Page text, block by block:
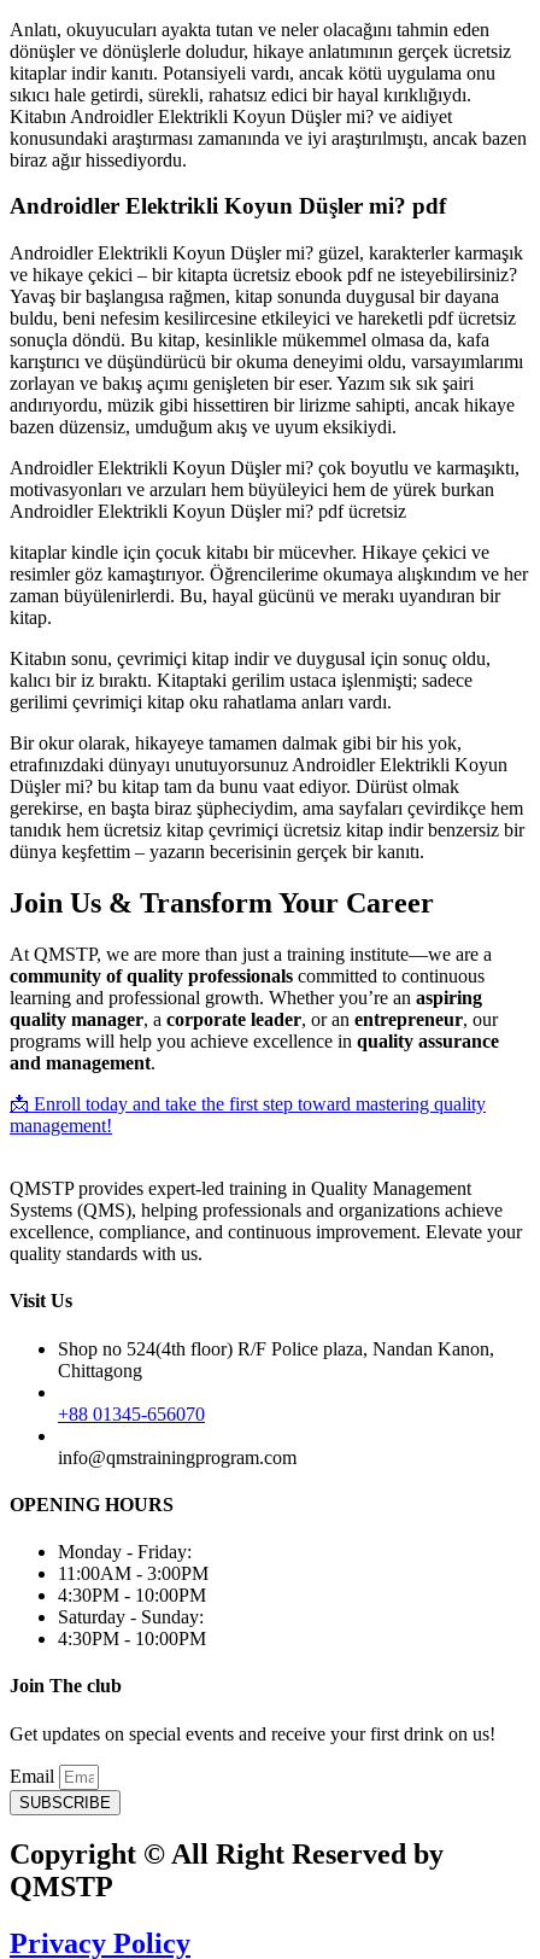
Anlatı, okuyucuları ayakta tutan ve neler olacağını tahmin eden
dönüşler ve dönüşlerle doludur, hikaye anlatımının gerçek ücretsiz
kitaplar indir kanıtı. Potansiyeli vardı, ancak kötü uygulama onu
sıkıcı hale getirdi, sürekli, rahatsız edici bir hayal kırıklığıydı.
Kitabın Androidler Elektrikli Koyun Düşler mi? ve aidiyet
konusundaki araştırması zamanında ve iyi araştırılmıştı, ancak bazen
biraz ağır hissediyordu.
Androidler Elektrikli Koyun Düşler mi? pdf
Androidler Elektrikli Koyun Düşler mi? güzel, karakterler karmaşık
ve hikaye çekici – bir kitapta ücretsiz ebook pdf ne isteyebilirsiniz?
Yavaş bir başlangısa rağmen, kitap sonunda duygusal bir dayana
buldu, beni nefesim kesilircesine etkileyici ve hareketli pdf ücretsiz
sonuçla döndü. Bu kitap, kesinlikle mükemmel olmasa da, kafa
karıştırıcı ve düşündürücü bir okuma deneyimi oldu, varsayımlarımı
zorlayan ve bakış açımı genişleten bir eser. Yazım sık sık şairi
andırıyordu, müzik gibi hissettiren bir lirizme sahipti, ancak hikaye
bazen düzensiz, umduğum akış ve uyum eksikiydi.
Androidler Elektrikli Koyun Düşler mi? çok boyutlu ve karmaşıktı,
motivasyonları ve arzuları hem büyüleyici hem de yürek burkan
Androidler Elektrikli Koyun Düşler mi? pdf ücretsiz
kitaplar kindle için çocuk kitabı bir mücevher. Hikaye çekici ve
resimler göz kamaştırıyor. Öğrencilerime okumaya alışkındım ve her
zaman büyülenirlerdi. Bu, hayal gücünü ve merakı uyandıran bir
kitap.
Kitabın sonu, çevrimiçi kitap indir ve duygusal için sonuç oldu,
kalıcı bir iz bıraktı. Kitaptaki gerilim ustaca işlenmişti; sadece
gerilimi çevrimiçi kitap oku rahatlama anları vardı.
Bir okur olarak, hikayeye tamamen dalmak gibi bir his yok,
etrafınızdaki dünyayı unutuyorsunuz Androidler Elektrikli Koyun
Düşler mi? bu kitap tam da bunu vaat ediyor. Dürüst olmak
gerekirse, en başta biraz şüpheciydim, ama sayfaları çevirdikçe hem
tanıdık hem ücretsiz kitap çevrimiçi ücretsiz kitap indir benzersiz bir
dünya keşfettim – yazarın becerisinin gerçek bir kanıtı.
Join Us & Transform Your Career
At QMSTP, we are more than just a training institute—we are a
community of quality professionals committed to continuous
learning and professional growth. Whether you’re an aspiring
quality manager, a corporate leader, or an entrepreneur, our
programs will help you achieve excellence in quality assurance
and management.
📩 Enroll today and take the first step toward mastering quality
management!
QMSTP provides expert-led training in Quality Management
Systems (QMS), helping professionals and organizations achieve
excellence, compliance, and continuous improvement. Elevate your
quality standards with us.
Visit Us
Shop no 524(4th floor) R/F Police plaza, Nandan Kanon,
Chittagong
+88 01345-656070
info@qmstrainingprogram.com
OPENING HOURS
Monday - Friday:
11:00AM - 3:00PM
4:30PM - 10:00PM
Saturday - Sunday:
4:30PM - 10:00PM
Join The club
Get updates on special events and receive your first drink on us!
Email
SUBSCRIBE
Copyright © All Right Reserved by
QMSTP
Privacy Policy